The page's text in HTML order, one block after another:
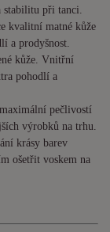
při tanci.
kvalitní matné kůže
a prodyšnost.
kůže. Vnitřní
pohodlí a
pečlivostí
výrobků na trhu.
krásy barev
ošetřit voskem na